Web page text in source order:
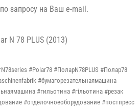
запросу на Ваш e-mail.
#Polar78 #ПоларN78PLUS #Полар78
#бумагорезательнаямашина
#гильотина #гільотина #резак
#отделочноеоборудование #постпресс